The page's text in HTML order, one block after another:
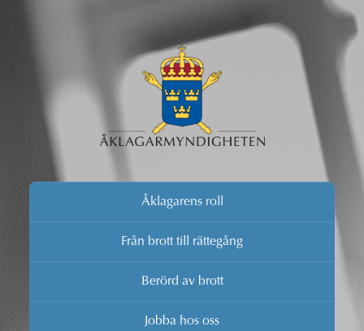
Åklagarens roll
Från brott till rättegång
Berörd av brott
Jobba hos oss